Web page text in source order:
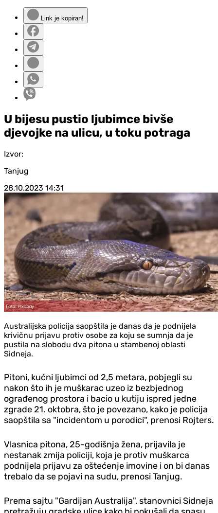
Link je kopiran!
U bijesu pustio ljubimce bivše
d‌jevojke na ulicu, u toku potraga
Izvor:
Tanjug
28.10.2023 14:31
Australijska policija saopštila je danas da je podnijela
krivičnu prijavu protiv osobe za koju se sumnja da je
pustila na slobodu dva pitona u stambenoj oblasti
Sidneja.
Pitoni, kućni ljubimci od 2,5 metara, pobjegli su
nakon što ih je muškarac uzeo iz bezbjednog
ograđenog prostora i bacio u kutiju ispred jedne
zgrade 21. oktobra, što je povezano, kako je policija
saopštila sa "incidentom u porodici", prenosi Rojters.
Vlasnica pitona, 25-godišnja žena, prijavila je
nestanak zmija policiji, koja je protiv muškarca
podnijela prijavu za oštećenje imovine i on bi danas
trebalo da se pojavi na sudu, prenosi Tan‌jug.
Prema sajtu "Gardijan Australija", stanovnici Sidneja